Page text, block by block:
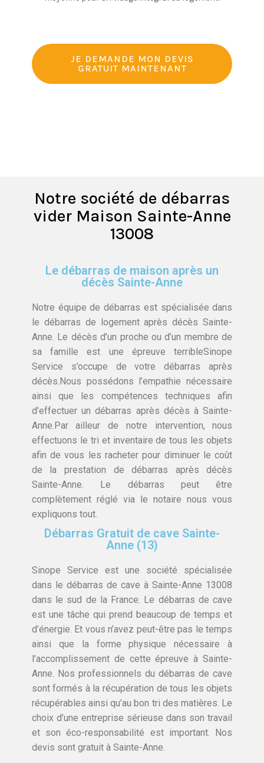
JE DEMANDE MON DEVIS
GRATUIT MAINTENANT
Notre société de débarras
vider Maison Sainte-Anne
13008
Le débarras de maison après un
décès Sainte-Anne
Notre équipe de débarras est spécialisée dans
le débarras de logement après décès Sainte-
Anne. Le décès d’un proche ou d’un membre de
sa famille est une épreuve terribleSinope
Service s’occupe de votre débarras après
décès.Nous possédons l’empathie nécessaire
ainsi que les compétences techniques afin
d’effectuer un débarras après décès à Sainte-
Anne.Par ailleur de notre intervention, nous
effectuons le tri et inventaire de tous les objets
afin de vous les racheter pour diminuer le coût
de la prestation de débarras après décès
Sainte-Anne. Le débarras peut être
complètement réglé via le notaire nous vous
expliquons tout.
Débarras Gratuit de cave Sainte-
Anne (13)
Sinope Service est une société spécialisée
dans le débarras de cave à Sainte-Anne 13008
dans le sud de la France. Le débarras de cave
est une tâche qui prend beaucoup de temps et
d’énergie. Et vous n’avez peut-être pas le temps
ainsi que la forme physique nécessaire à
l’accomplissement de cette épreuve à Sainte-
Anne. Nos professionnels du débarras de cave
sont formés à la récupération de tous les objets
récupérables ainsi qu’au bon tri des matières. Le
choix d’une entreprise sérieuse dans son travail
et son éco-responsabilité est important. Nos
devis sont gratuit à Sainte-Anne.